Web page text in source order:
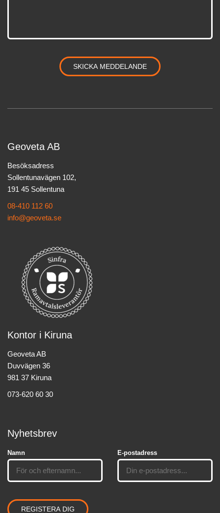
Geoveta AB
Besöksadress
Sollentunavägen 102,
191 45 Sollentuna
08-410 112 60
info@geoveta.se
Kontor i Kiruna
Geoveta AB
Duvvägen 36
981 37 Kiruna
073-620 60 30
Nyhetsbrev
Namn E-postadress